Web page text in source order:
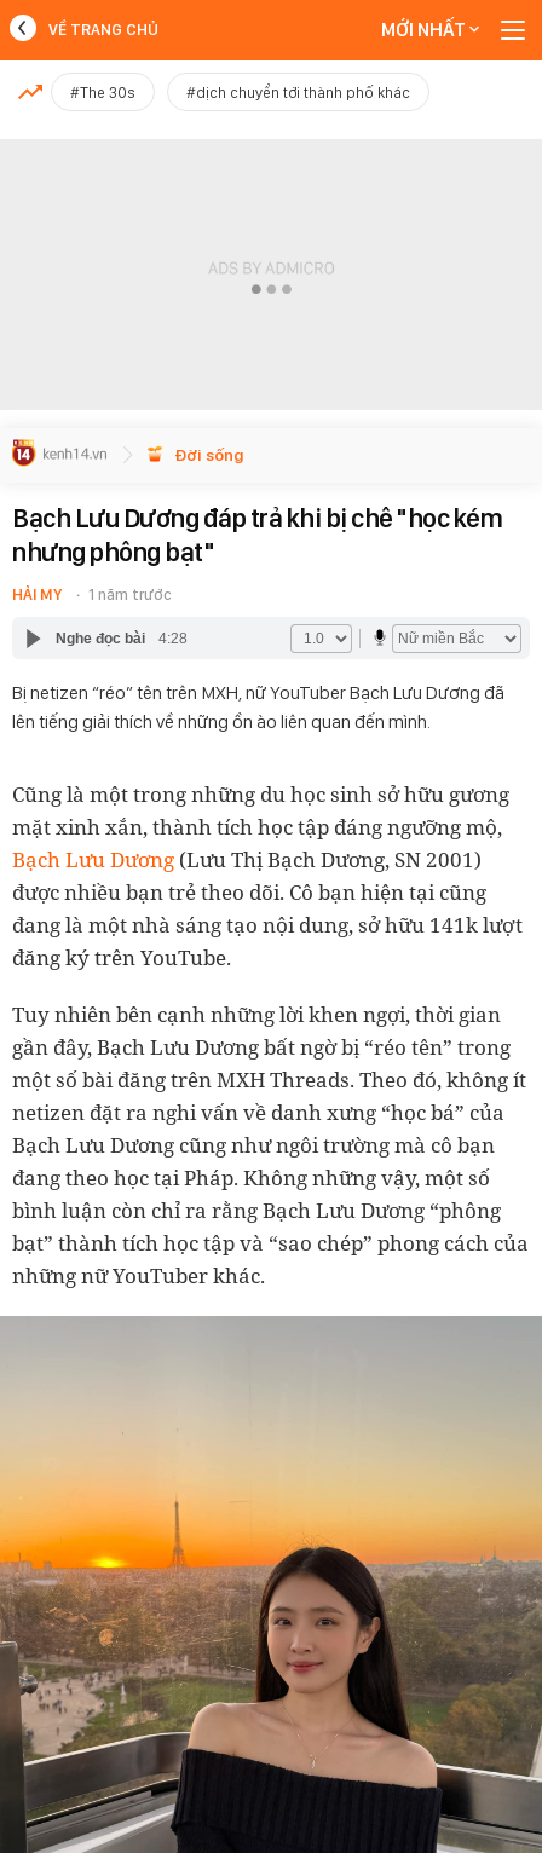
MỚI NHẤT
VỀ TRANG CHỦ MỚI NHẤT
#The 30s #dịch chuyển tới thành phố khác
Đời sống
Bạch Lưu Dương đáp trả khi bị chê "học kém
nhưng phông bạt"
HẢI MY 1 năm trước
Nghe đọc bài 4:28
Bị netizen “réo” tên trên MXH, nữ YouTuber Bạch Lưu Dương đã
lên tiếng giải thích về những ồn ào liên quan đến mình.
Cũng là một trong những du học sinh sở hữu gương
mặt xinh xắn, thành tích học tập đáng ngưỡng mộ,
Bạch Lưu Dương (Lưu Thị Bạch Dương, SN 2001)
được nhiều bạn trẻ theo dõi. Cô bạn hiện tại cũng
đang là một nhà sáng tạo nội dung, sở hữu 141k lượt
đăng ký trên YouTube.
Tuy nhiên bên cạnh những lời khen ngợi, thời gian
gần đây, Bạch Lưu Dương bất ngờ bị “réo tên” trong
một số bài đăng trên MXH Threads. Theo đó, không ít
netizen đặt ra nghi vấn về danh xưng “học bá” của
Bạch Lưu Dương cũng như ngôi trường mà cô bạn
đang theo học tại Pháp. Không những vậy, một số
bình luận còn chỉ ra rằng Bạch Lưu Dương “phông
bạt” thành tích học tập và “sao chép” phong cách của
những nữ YouTuber khác.